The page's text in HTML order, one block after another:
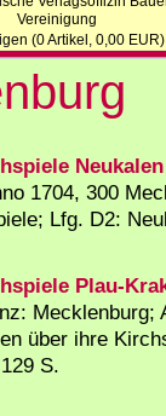
Vereinigung
(0Artikel, 0,00 EUR)
Neukalen
1704, 300
Lfg. D2:
Plau-
Mecklenburg;
über ihre
S.